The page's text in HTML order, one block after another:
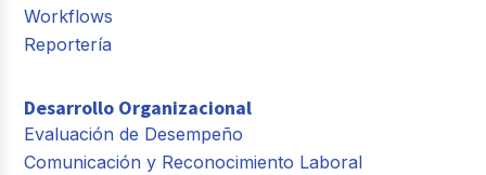
Workflows
Reportería
Desarrollo Organizacional
Evaluación de Desempeño
Comunicación y Reconocimiento Laboral